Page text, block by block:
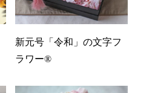
新元号「令和」の文字フ
ラワー®️